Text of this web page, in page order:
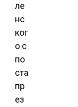
ле
нс
ког
о с
по
ста
пр
ез